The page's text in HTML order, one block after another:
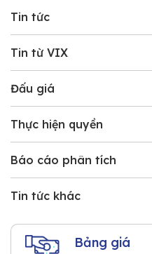
Tin tức
Tin từ VIX
Đấu giá
Thực hiện quyền
Báo cáo phân tích
Tin tức khác
Bảng giá